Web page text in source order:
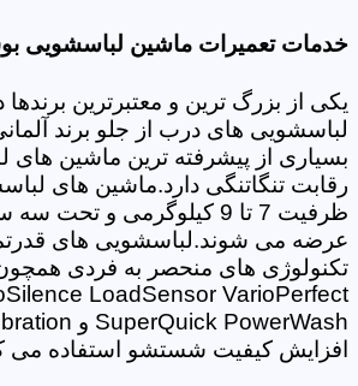
خدمات تعمیرات ماشین لباسشویی
یکی از بزرگ ترین و معتبرترین برندها
لباسشویی های درب از جلو برند
بسیاری از پیشرفته ترین ماشین
رقابت تنگاتنگی دارد.ماشین های
عرضه می شوند.لباسشویی های
LoadSensor VarioPerfect
افزایش کیفیت شستشو استفاده می